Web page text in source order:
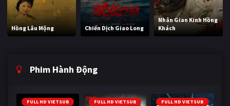
Hồng Lâu Mộng Chiến Dịch Giao Long
Nhân Gian Kinh Hồng
Khách
Phim Hành Động
FULL HD VIETSUB FULL HD VIETSUB FULL HD VIETSUB